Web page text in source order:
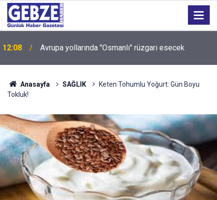
12:04
Sokakları zehirleyenlere geçit yok: Kocaeli'de 6 kişi
Anasayfa SAĞLIK
Keten Tohumlu Yoğurt: Gün Boyu
Tokluk!